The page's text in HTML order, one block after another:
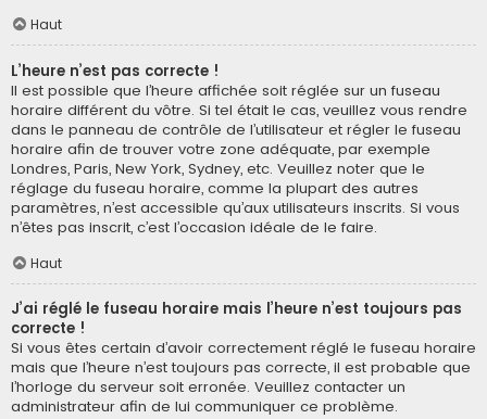
Haut
L’heure n’est pas correcte !
Il est possible que l’heure affichée soit réglée sur un fuseau
horaire différent du vôtre. Si tel était le cas, veuillez vous rendre
dans le panneau de contrôle de l’utilisateur et régler le fuseau
horaire afin de trouver votre zone adéquate, par exemple
Londres, Paris, New York, Sydney, etc. Veuillez noter que le
réglage du fuseau horaire, comme la plupart des autres
paramètres, n’est accessible qu’aux utilisateurs inscrits. Si vous
n’êtes pas inscrit, c’est l’occasion idéale de le faire.
Haut
J’ai réglé le fuseau horaire mais l’heure n’est toujours pas
correcte !
Si vous êtes certain d’avoir correctement réglé le fuseau horaire
mais que l’heure n’est toujours pas correcte, il est probable que
l’horloge du serveur soit erronée. Veuillez contacter un
administrateur afin de lui communiquer ce problème.